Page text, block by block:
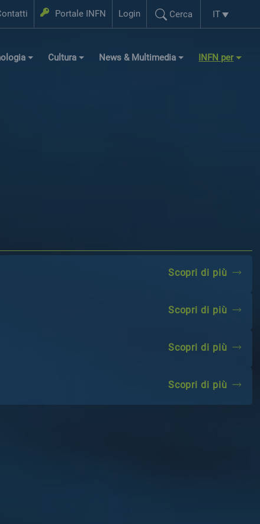
Portale INFN Login
Login
Cerca
Cerca...
Selezione
IT
Cultura News & Multimedia INFN per
scopri di piùscopri
scopri di piùscopri
scopri di piùscopri
scopri di piùscopri